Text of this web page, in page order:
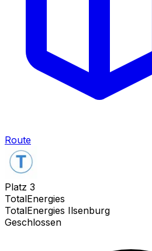
Route
Platz 3
TotalEnergies
TotalEnergies Ilsenburg
Geschlossen